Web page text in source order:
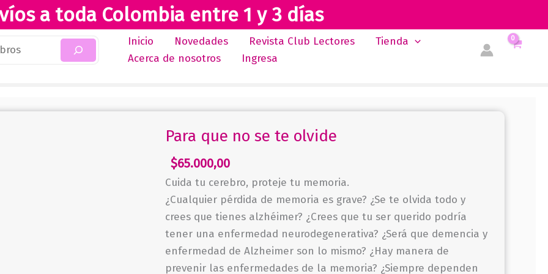
a toda Colombia entre 1 y 3 días
Inicio Novedades Revista Club Lectores
Tienda
Acerca de nosotros
Ingresa
Para que no se te olvide
$65.000,00
Cuida tu cerebro, proteje tu memoria.
¿Cualquier pérdida de memoria es grave? ¿Se te olvida todo y
crees que tienes alzhéimer? ¿Crees que tu ser querido podría
tener una enfermedad neurodegenerativa? ¿Será que demencia y
enfermedad de Alzheimer son lo mismo? ¿Hay manera de
prevenir las enfermedades de la memoria? ¿Siempre dependen